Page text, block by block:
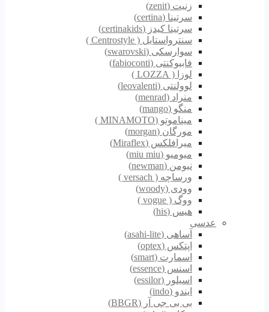
زنیت (zenit)
سرتینا (certina)
سرتینا کیدز (certinakids)
سنترواستایل ( Centrostyle )
سوارسکی (swarovski)
فابیوکنتی (fabioconti)
لوزا ( LOZZA )
لوولنتی (leovalenti)
منراد (menrad)
منگو (mango)
میناموتو (MINAMOTO )
مورگان (morgan)
میرافلکس (Miraflex)
میومیو (miu miu)
نیومن (newman)
ورساچه ( versach )
وودی (woody)
ووگ ( vogue )
هیس (his)
عدسی
آساهی (asahi-lite)
اپتکس (optex)
اسمارت (smart)
اسنس (essence)
اسیلور (essilor)
ایندو (indo)
بی بی جی آر (BBGR)